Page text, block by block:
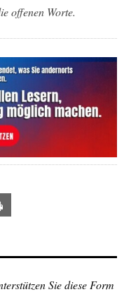
offenen Worte.
Sie diese Form